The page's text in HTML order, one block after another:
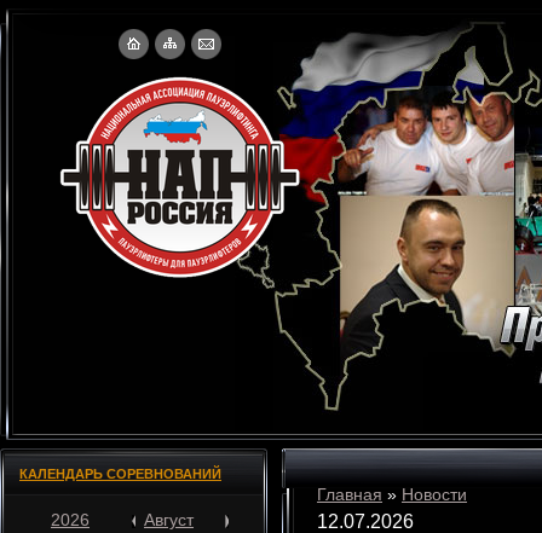
КАЛЕНДАРЬ СОРЕВНОВАНИЙ
2026
Август
Главная » Новости
12.07.2026